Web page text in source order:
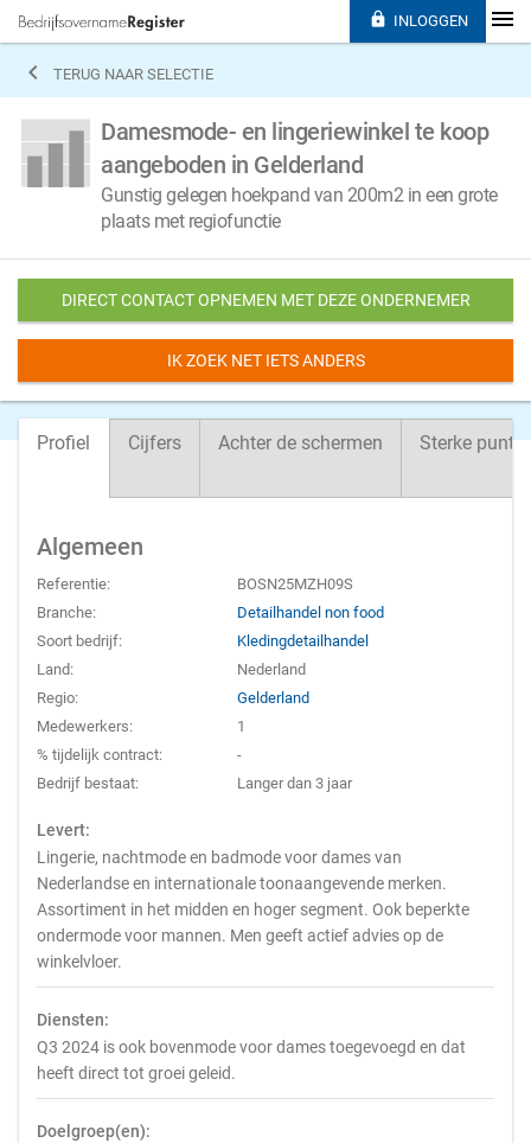
 TERUG NAAR SELECTIE
Damesmode- en lingeriewinkel te koop
aangeboden in Gelderland
Gunstig gelegen hoekpand van 200m2 in een grote
plaats met regiofunctie
DIRECT CONTACT OPNEMEN MET DEZE ONDERNEMER
IK ZOEK NET IETS ANDERS
Profiel Cijfers Achter de schermen Sterke
Algemeen
Referentie:
BOSN25MZH09S
Branche:
Detailhandel non food
Soort bedrijf:
Kledingdetailhandel
Land:
Nederland
Regio:
Gelderland
Medewerkers:
1
% tijdelijk contract:
-
Bedrijf bestaat:
Langer dan 3 jaar
Levert:
Lingerie, nachtmode en badmode voor dames van
Nederlandse en internationale toonaangevende merken.
Assortiment in het midden en hoger segment. Ook beperkte
ondermode voor mannen. Men geeft actief advies op de
winkelvloer.
Diensten:
Q3 2024 is ook bovenmode voor dames toegevoegd en dat
heeft direct tot groei geleid.
Doelgroep(en):
 INLOGGEN